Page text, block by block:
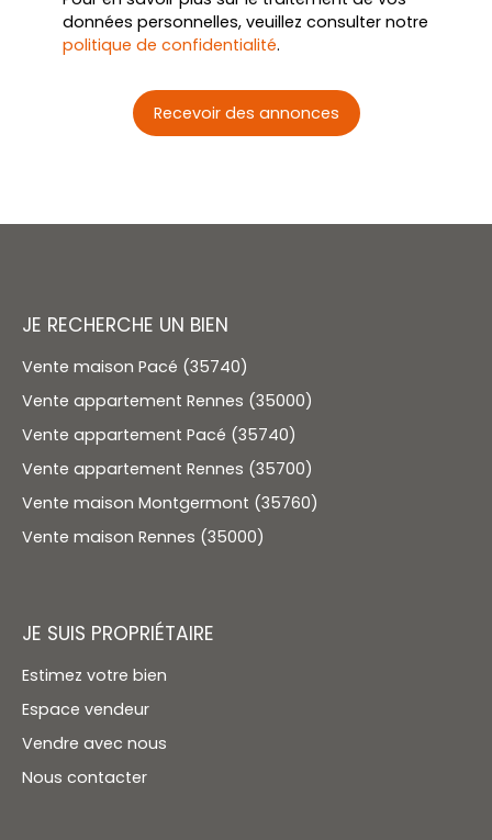
données personnelles, veuillez consulter notre
politique de confidentialité.
Recevoir des annonces
JE RECHERCHE UN BIEN
Vente maison Pacé (35740)
Vente appartement Rennes (35000)
Vente appartement Pacé (35740)
Vente appartement Rennes (35700)
Vente maison Montgermont (35760)
Vente maison Rennes (35000)
JE SUIS PROPRIÉTAIRE
Estimez votre bien
Espace vendeur
Vendre avec nous
Nous contacter